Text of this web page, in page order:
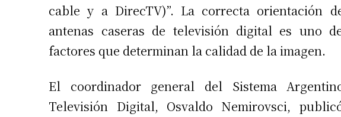
cable y a DirecTV)”. La correcta orientación
antenas caseras de televisión digital es uno
factores que determinan la calidad de la imagen.
El coordinador general del Sistema
Televisión Digital, Osvaldo Nemirovsci,